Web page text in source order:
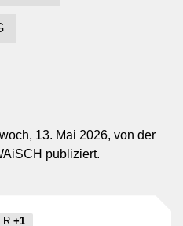
13. Mai 2026, von der
publiziert.
+1